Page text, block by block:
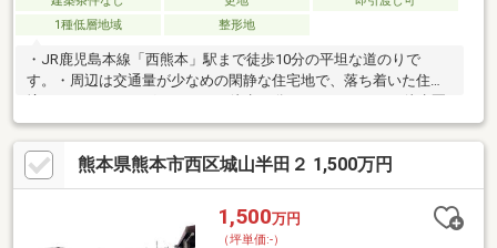
1種低層地域
整形地
・JR鹿児島本線「西熊本」駅まで徒歩10分の平坦な道のりで
す。・周辺は交通量が少なめの閑静な住宅地で、落ち着いた住環
内に揃います。・建築条件なしの更地のため、お好みのハウスメ
ーカーで建築を始められます。・形が整った整形地で、駐車スペ
ースや庭の配置も計画しやすい敷地です。・力合小学校まで徒歩6
分、力合中学校まで徒歩8分と通学の負担が少ない距離です。・保
育園や公園も徒歩10分圏内にあり、日々の送り迎えや外遊びに重
熊本県熊本市西区城山半田２ 1,500万円
1,500万円
（坪単価:-）